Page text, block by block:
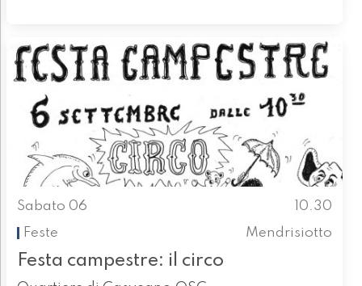
Sabato 06
10.30
Feste
Mendrisiotto
Festa campestre: il circo